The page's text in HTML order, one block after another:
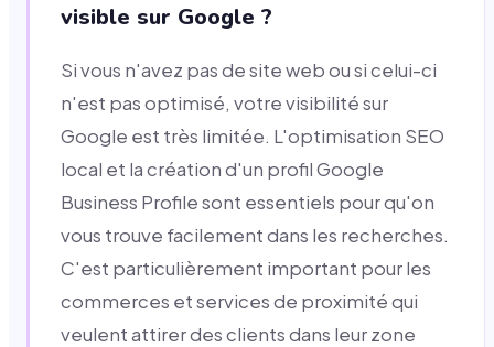
visible sur Google ?
Si vous n'avez pas de site web ou si celui-ci
n'est pas optimisé, votre visibilité sur
Google est très limitée. L'optimisation SEO
local et la création d'un profil Google
Business Profile sont essentiels pour qu'on
vous trouve facilement dans les recherches.
C'est particulièrement important pour les
commerces et services de proximité qui
veulent attirer des clients dans leur zone